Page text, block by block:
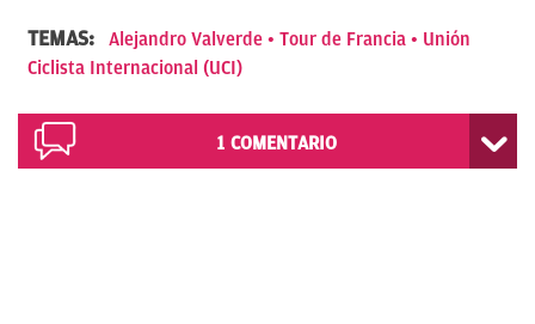
TEMAS: Alejandro Valverde Tour de Francia
Unión
Ciclista Internacional (UCI)
1 COMENTARIO